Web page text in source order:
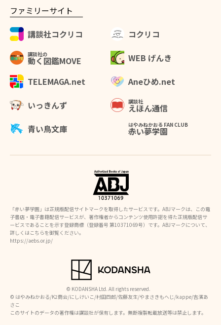
ファミリーサイト
講談社コクリコ
コクリコ
講談社の
動く図鑑MOVE
WEB げんき
TELEMAGA.net
Aneひめ.net
いっきんず 講談社
えほん通信
青い鳥文庫
はやみねかおる FAN CLUB
赤い夢学園
「赤い夢学園」は正規版配信サイトマークを取得したサービスです。ABJマークは、この電
子書店・電子書籍配信サービスが、著作権者からコンテンツ使用許諾を得た正規版配信サ
ービスであることを示す登録商標（登録番号 第10371069号）です。ABJマークについて、
詳しくはこちらを御覧ください。
https://aebs.or.jp/
© KODANSHA Ltd. All rights reserved.
©︎ はやみねかおる/K2商会/にしけいこ/村田四郎/佐藤友生/やまさきもへじ/kappe/吉濱あ
さこ
このサイトのデータの著作権は講談社が保有します。無断複製転載放送等は禁止します。